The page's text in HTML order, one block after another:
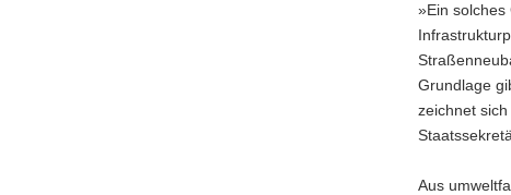
»Ein solches
Grundlage
zeichnet
Aus